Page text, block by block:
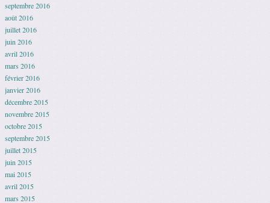
septembre 2016
août 2016
juillet 2016
juin 2016
avril 2016
mars 2016
février 2016
janvier 2016
décembre 2015
novembre 2015
octobre 2015
septembre 2015
juillet 2015
juin 2015
mai 2015
avril 2015
mars 2015